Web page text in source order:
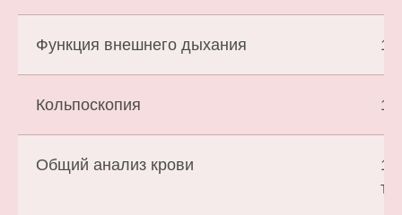
Функция внешнего дыхания 1
Кольпоскопия 1
Общий анализ крови
1